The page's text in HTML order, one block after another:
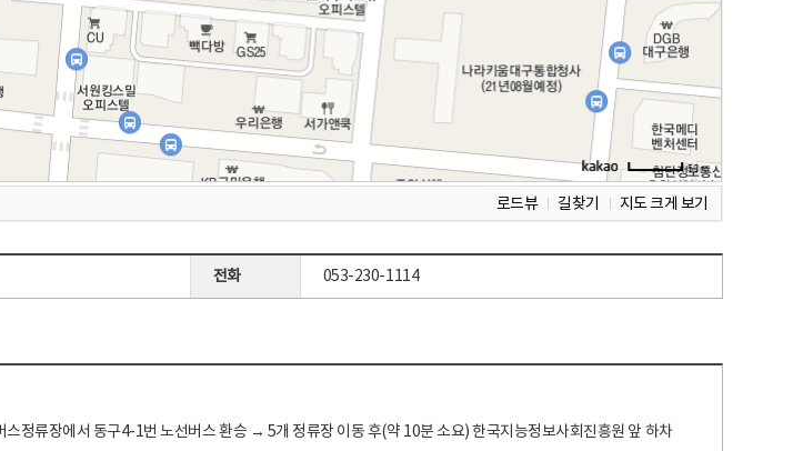
로드뷰 길찾기 지도 크게 보기
전화 053-230-1114
정류장에서 동구4-1번 노선버스 환승 → 5개 정류장 이동 후(약 10분 소요) 한국지능정보사회진흥원 앞 하차